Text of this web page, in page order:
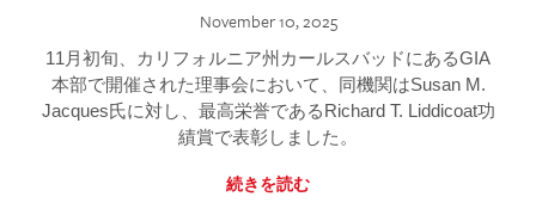
November 10, 2025
11月初旬、カリフォルニア州カールスバッドにあるGIA
本部で開催された理事会において、同機関はSusan M.
Jacques氏に対し、最高栄誉であるRichard T. Liddicoat功
績賞で表彰しました。
続きを読む